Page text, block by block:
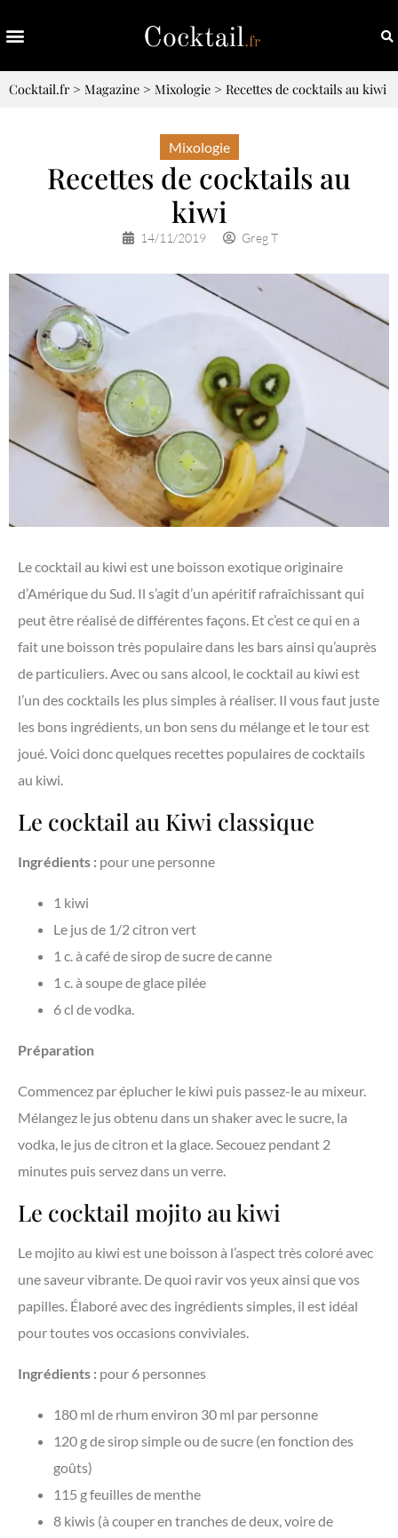
Cocktail.fr> Magazine > Mixologie > Recettes de cocktails au kiwi
Mixologie
Recettes de cocktails au
kiwi
14/11/2019 Greg T
Le cocktail au kiwi est une boisson exotique originaire
d’Amérique du Sud. Il s’agit d’un apéritif rafraîchissant qui
peut être réalisé de différentes façons. Et c’est ce qui en a
fait une boisson très populaire dans les bars ainsi qu’auprès
de particuliers. Avec ou sans alcool, le cocktail au kiwi est
l’un des cocktails les plus simples à réaliser. Il vous faut juste
les bons ingrédients, un bon sens du mélange et le tour est
joué. Voici donc quelques recettes populaires de cocktails
au kiwi.
Le cocktail au Kiwi classique
Ingrédients : pour une personne
1 kiwi
Le jus de 1/2 citron vert
1 c. à café de sirop de sucre de canne
1 c. à soupe de glace pilée
6 cl de vodka.
Préparation
Commencez par éplucher le kiwi puis passez-le au mixeur.
Mélangez le jus obtenu dans un shaker avec le sucre, la
vodka, le jus de citron et la glace. Secouez pendant 2
minutes puis servez dans un verre.
Le cocktail mojito au kiwi
Le mojito au kiwi est une boisson à l’aspect très coloré avec
une saveur vibrante. De quoi ravir vos yeux ainsi que vos
papilles. Élaboré avec des ingrédients simples, il est idéal
pour toutes vos occasions conviviales.
Ingrédients : pour 6 personnes
180 ml de rhum environ 30 ml par personne
120 g de sirop simple ou de sucre (en fonction des
goûts)
115 g feuilles de menthe
8 kiwis (à couper en tranches de deux, voire de